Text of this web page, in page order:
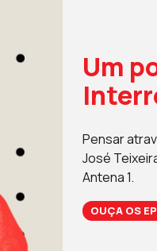
Um
Pensar
José
Antena 1.
OUÇA OS